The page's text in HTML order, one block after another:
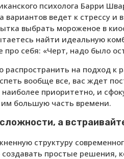
психолога Барри
вариантов ведет к стрессу
выбрать мороженое в
найти идеальную
про себя: «Черт, надо было
распространить на подход к
вообще все, вас ждет
наиболее приоритетно, и
им большую часть времени.
а
структуру
создавать простые